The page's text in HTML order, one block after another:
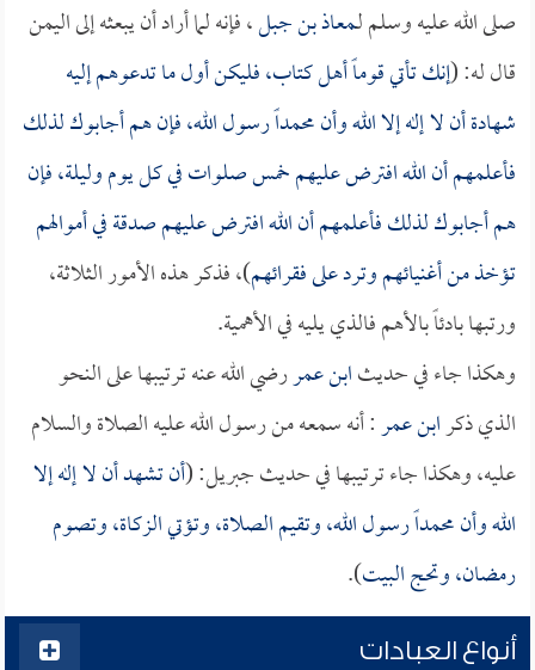
صلى الله عليه وسلم لـمعاذ بن جبل، فإنه لما أراد أن يبعثه إلى اليمن
قال له: (إنك تأتي قوماً أهل كتاب، فليكن أول ما تدعوهم إليه
شهادة أن لا إله إلا الله وأن محمداً رسول الله، فإن هم أجابوك لذلك
فأعلمهم أن الله افترض عليهم خمس صلوات في كل يوم وليلة، فإن
هم أجابوك لذلك فأعلمهم أن الله افترض عليهم صدقة في أموالهم
تؤخذ من أغنيائهم وترد على فقرائهم)، فذكر هذه الأمور الثلاثة،
ورتبها بادئاً بالأهم فالذي يليه في الأهمية.
وهكذا جاء في حديثابن عمررضي الله عنه ترتيبها على النحو
الذي ذكرابن عمر: أنه سمعه من رسول الله عليه الصلاة والسلام
عليه، وهكذا جاء ترتيبها في حديث جبريل: (أن تشهد أن لا إله إلا
الله وأن محمداً رسول الله، وتقيم الصلاة، وتؤتي الزكاة، وتصوم
رمضان، وتحج البيت).
أنواع العبادات